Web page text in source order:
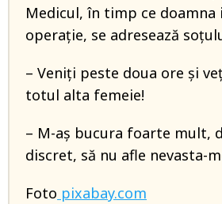
Medicul, în timp ce doamna
operație, se adresează
– Veniți peste doua ore și
totul alta femeie!
– M-aș bucura foarte mult,
discret, să nu afle nevasta-
Foto pixabay.com